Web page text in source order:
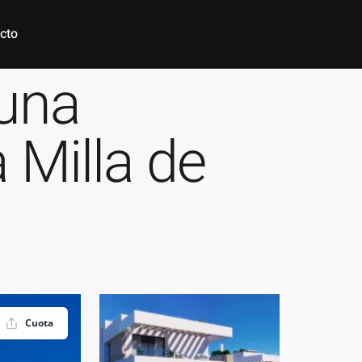
Milla de
Cuota